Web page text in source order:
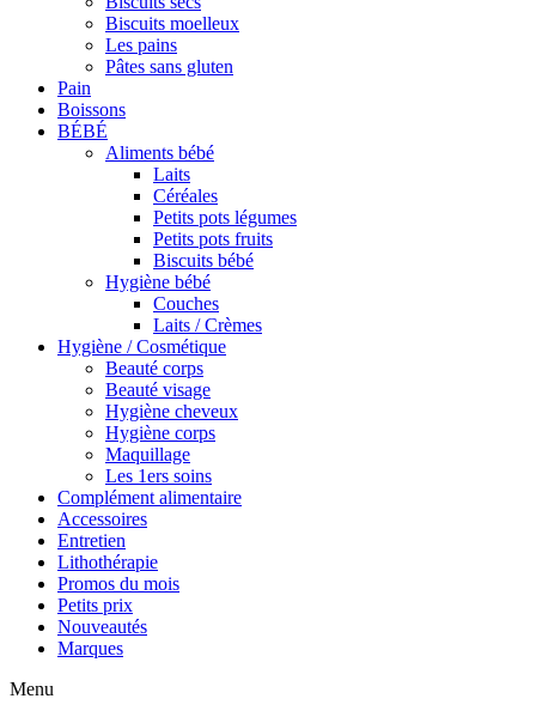
Biscuits moelleux
Les pains
Pâtes sans gluten
Pain
Boissons
BÉBÉ
Aliments bébé
Laits
Céréales
Petits pots légumes
Petits pots fruits
Biscuits bébé
Hygiène bébé
Couches
Laits / Crèmes
Hygiène / Cosmétique
Beauté corps
Beauté visage
Hygiène cheveux
Hygiène corps
Maquillage
Les 1ers soins
Complément alimentaire
Accessoires
Entretien
Lithothérapie
Promos du mois
Petits prix
Nouveautés
Marques
Menu